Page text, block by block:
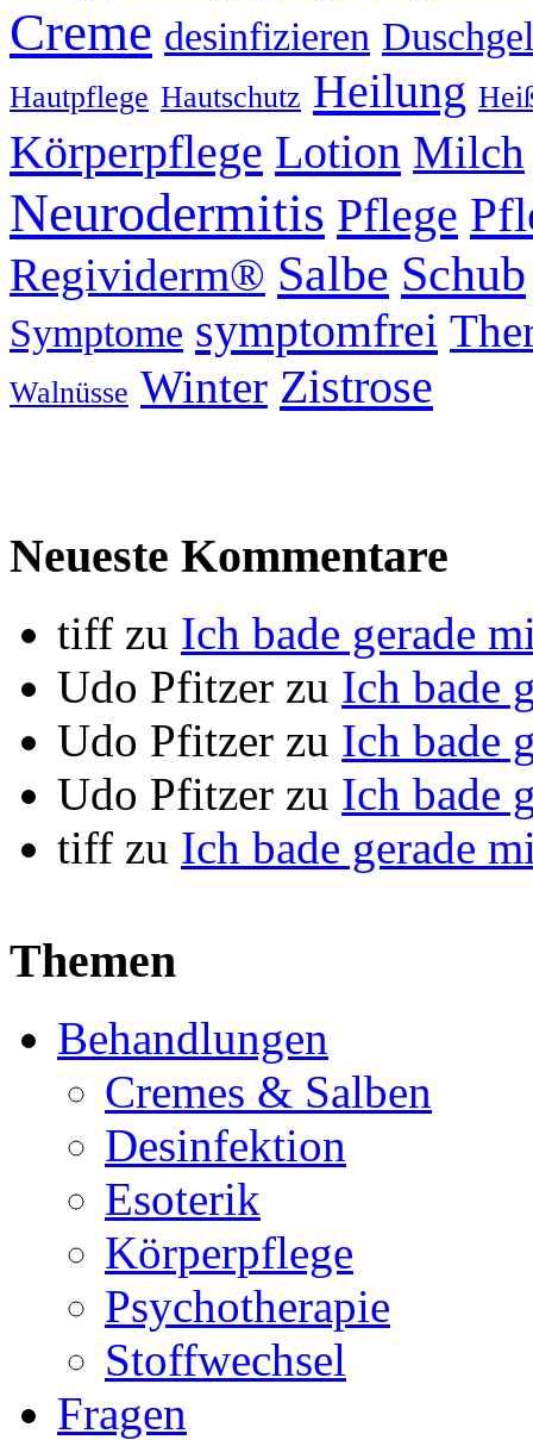
Creme desinfizieren Duschgel
Hautpflege Hautschutz Heilung
Körperpflege Lotion Milch
Neurodermitis Pflege
Regividerm® Salbe Schub
Symptome symptomfrei
Walnüsse Winter Zistrose
Neueste Kommentare
tiff zu Ich bade gerade
Udo Pfitzer zu Ich bade
Udo Pfitzer zu Ich bade
Udo Pfitzer zu Ich bade
tiff zu Ich bade gerade
Themen
Behandlungen
Cremes & Salben
Desinfektion
Esoterik
Körperpflege
Psychotherapie
Stoffwechsel
Fragen